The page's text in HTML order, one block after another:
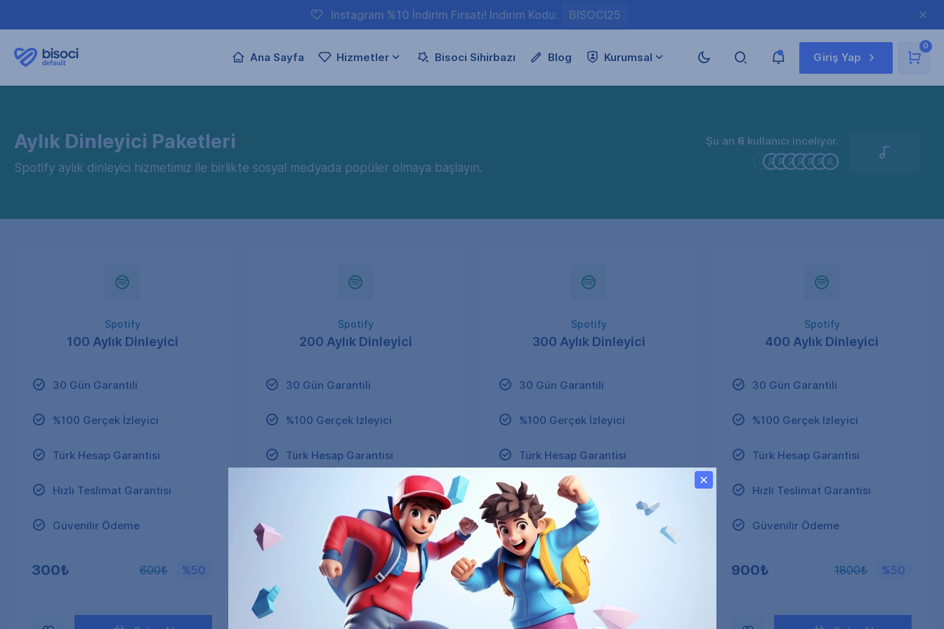
Instagram %10 İndirim Fırsatı! İndirim Kodu: BISOCI25
Ana Sayfa Hizmetler Bisoci Sihirbazı Blog Kurumsal Giriş Yap
0
Aylık Dinleyici Paketleri
Spotify aylık dinleyici hizmetimiz ile birlikte sosyal medyada popüler olmaya başlayın.
Şu an 6 kullanıcı inceliyor.
Spotify
100 Aylık Dinleyici
30 Gün Garantili
%100 Gerçek İzleyici
Türk Hesap Garantisi
Hızlı Teslimat Garantisi
Güvenilir Ödeme
300₺ 600₺ %50
Spotify
200 Aylık Dinleyici
30 Gün Garantili
%100 Gerçek İzleyici
Türk Hesap Garantisi
Hızlı Teslimat Garantisi
Güvenilir Ödeme
1000₺ %50
Spotify
300 Aylık Dinleyici
30 Gün Garantili
%100 Gerçek İzleyici
Türk Hesap Garantisi
Hızlı Teslimat Garantisi
Güvenilir Ödeme
700₺
Spotify
400 Aylık Dinleyici
30 Gün Garantili
%100 Gerçek İzleyici
Türk Hesap Garantisi
Hızlı Teslimat Garantisi
Güvenilir Ödeme
900₺ 1800₺ %50